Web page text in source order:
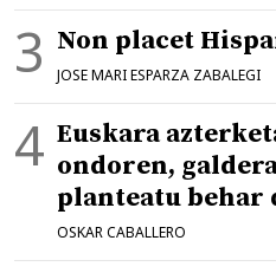
Non placet
JOSE MARI ESPARZA ZABALEGI
Euskara
ondoren,
planteatu behar
OSKAR CABALLERO